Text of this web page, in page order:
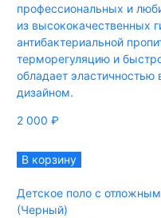
профессиональных и
из высококачественных
антибактериальной
терморегуляцию и
обладает
дизайном.
2 000 ₽
В корзину
Детское поло с
(Черный)